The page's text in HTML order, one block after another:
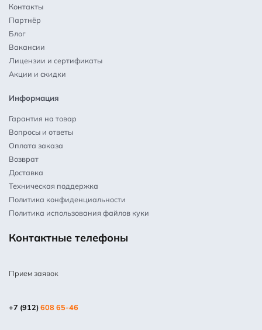
Контакты
Партнёр
Блог
Вакансии
Лицензии и сертификаты
Акции и скидки
Информация
Гарантия на товар
Вопросы и ответы
Оплата заказа
Возврат
Доставка
Техническая поддержка
Политика конфиденциальности
Политика использования файлов куки
Контактные телефоны
Прием заявок
+7 (912)608 65-46